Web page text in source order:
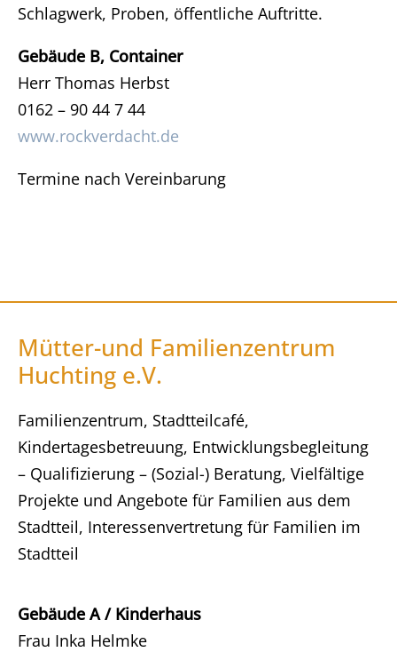
Schlagwerk, Proben, öffentliche Auftritte.
Gebäude B, Container
Herr Thomas Herbst
0162 – 90 44 7 44
www.rockverdacht.de
Termine nach Vereinbarung
Mütter-und Familienzentrum
Huchting e.V.
Familienzentrum, Stadtteilcafé,
Kindertagesbetreuung, Entwicklungsbegleitung
– Qualifizierung – (Sozial-) Beratung, Vielfältige
Projekte und Angebote für Familien aus dem
Stadtteil, Interessenvertretung für Familien im
Stadtteil
Gebäude A / Kinderhaus
Frau Inka Helmke